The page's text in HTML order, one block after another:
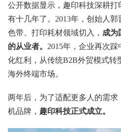
公开数据显示，趣印科技深耕
有十几年了。2013年，创始人
色带、打印耗材领域切入， 成为
的从业者。 2015年，企业再次
化红利，从传统B2B外贸模式转
海外终端市场。
两年后，为了适配更多人的需
机品牌， 趣印科技正式成立。